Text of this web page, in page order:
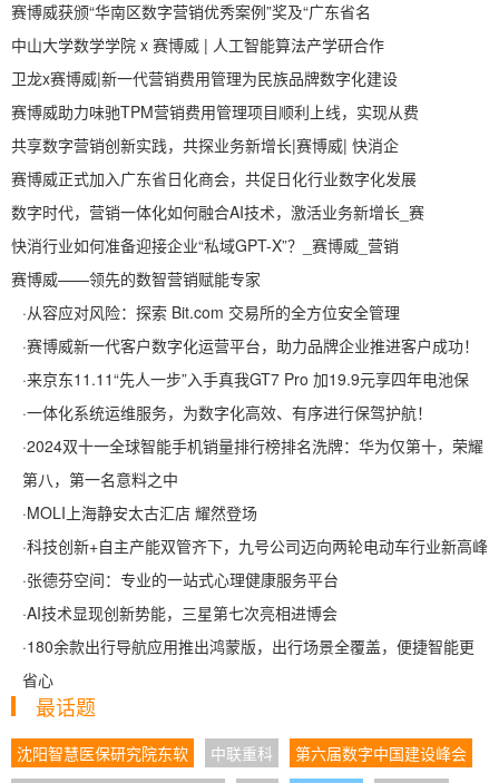
赛博威获颁“华南区数字营销优秀案例”奖及“广东省名
中山大学数学学院 x 赛博威 | 人工智能算法产学研合作
卫龙x赛博威|新一代营销费用管理为民族品牌数字化建设
赛博威助力味驰TPM营销费用管理项目顺利上线，实现从费
共享数字营销创新实践，共探业务新增长|赛博威| 快消企
赛博威正式加入广东省日化商会，共促日化行业数字化发展
数字时代，营销一体化如何融合AI技术，激活业务新增长_赛
快消行业如何准备迎接企业“私域GPT-X”？_赛博威_营销
赛博威——领先的数智营销赋能专家
·从容应对风险：探索 Bit.com 交易所的全方位安全管理
·赛博威新一代客户数字化运营平台，助力品牌企业推进客户成功！
·来京东11.11“先人一步”入手真我GT7 Pro 加19.9元享四年电池保
·一体化系统运维服务，为数字化高效、有序进行保驾护航！
·2024双十一全球智能手机销量排行榜排名洗牌：华为仅第十，荣耀
第八，第一名意料之中
·MOLI上海静安太古汇店 耀然登场
·科技创新+自主产能双管齐下，九号公司迈向两轮电动车行业新高峰
·张德芬空间：专业的一站式心理健康服务平台
·AI技术显现创新势能，三星第七次亮相进博会
·180余款出行导航应用推出鸿蒙版，出行场景全覆盖，便捷智能更
省心
最话题
沈阳智慧医保研究院东软 中联重科
第六届数字中国建设峰会